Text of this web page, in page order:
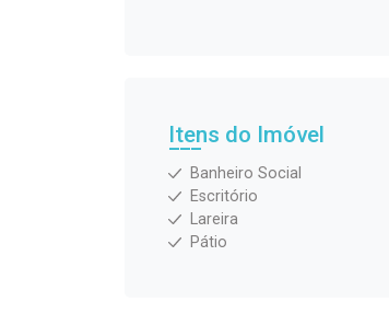
Itens do Imóvel
Banheiro Social
Escritório
Lareira
Pátio